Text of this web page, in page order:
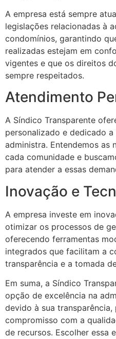
A empresa está sempre
legislações relacionadas à
condomínios, garantindo
realizadas estejam em
vigentes e que os direitos
sempre respeitados.
Atendimento
A Síndico Transparente
personalizado e dedicado
administra. Entendemos as
cada comunidade e
para atender a essas
Inovação e
A empresa investe em
otimizar os processos de
oferecendo ferramentas
integrados que facilitam a
transparência e a tomada
Em suma, a Síndico
opção de excelência na
devido à sua transparência,
compromisso com a
de recursos. Escolher essa